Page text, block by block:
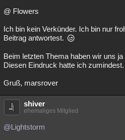
@ Flowers
Ich bin kein Verkünder. Ich bin nur
Beitrag antwortest.
Beim letzten Thema haben wir uns
Diesen Eindruck hatte ich zumindest.
Gruß, marsrover
shiver
ehemaliges Mitglied
@Lightstorm